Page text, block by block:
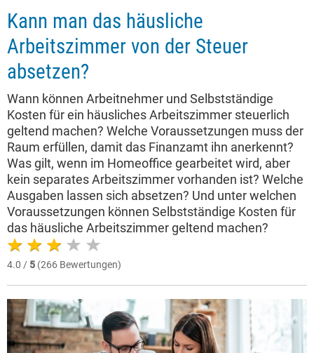
Kann man das häusliche
Arbeitszimmer von der Steuer
absetzen?
Wann können Arbeitnehmer und Selbstständige
Kosten für ein häusliches Arbeitszimmer steuerlich
geltend machen? Welche Voraussetzungen muss der
Raum erfüllen, damit das Finanzamt ihn anerkennt?
Was gilt, wenn im Homeoffice gearbeitet wird, aber
kein separates Arbeitszimmer vorhanden ist? Welche
Ausgaben lassen sich absetzen? Und unter welchen
Voraussetzungen können Selbstständige Kosten für
das häusliche Arbeitszimmer geltend machen?
4.0 / 5 (266 Bewertungen)